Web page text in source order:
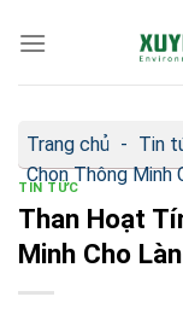
qua
Trang chủ - Tin
Chọn Thông Minh
TIN TỨC
Than Hoạt
Minh Cho